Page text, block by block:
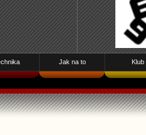
Jak na to Klub